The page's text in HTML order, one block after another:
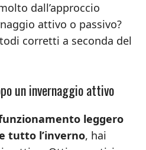
dall’approccio
attivo o passivo?
corretti a seconda del
un invernaggio attivo
leggero
tutto l’inverno, hai